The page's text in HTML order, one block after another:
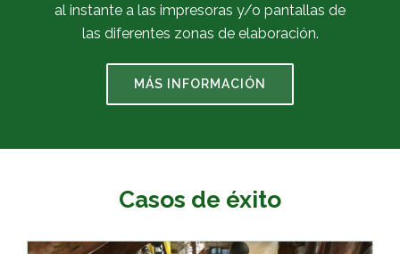
al instante a las impresoras y/o pantallas de
las diferentes zonas de elaboración.
MÁS INFORMACIÓN
Casos de éxito